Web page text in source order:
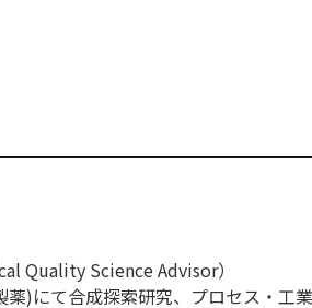
Quality Science Advisor）
)にて合成探索研究、プロセス・工